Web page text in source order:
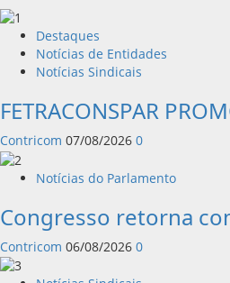
Destaques
Notícias de Entidades
Notícias Sindicais
FETRACONSPAR
Contricom 07/08/2026 0
Notícias do Parlamento
Congresso retorna
Contricom 06/08/2026 0